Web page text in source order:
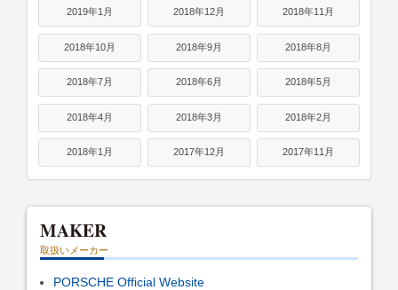
2019年1月 2018年12月 2018年11月
2018年10月 2018年9月 2018年8月
2018年7月 2018年6月 2018年5月
2018年4月 2018年3月 2018年2月
2018年1月 2017年12月 2017年11月
MAKER
取扱いメーカー
PORSCHE Official Website